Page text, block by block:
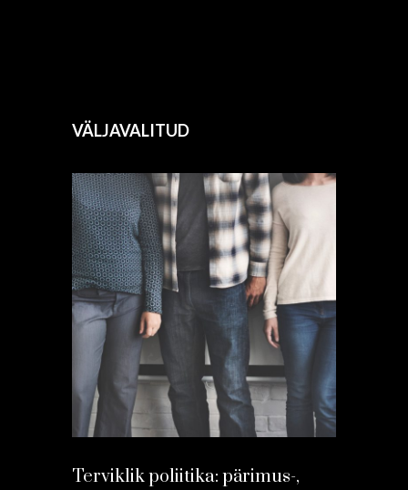
VÄLJAVALITUD
Terviklik poliitika: pärimus-,